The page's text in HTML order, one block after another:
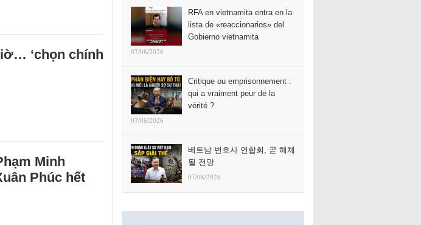
‘chọn chính
Minh
Phúc hết
RFA en vietnamita entra en la
lista de «reaccionarios» del
Gobierno vietnamita
07/08/2026
Critique ou emprisonnement :
qui a vraiment peur de la
vérité ?
07/08/2026
베트남 변호사 연합회, 곧 해체
될 전망
07/08/2026